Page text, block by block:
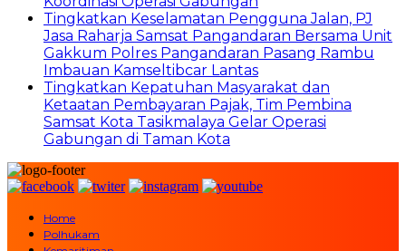
Tingkatkan Keselamatan Pengguna Jalan, PJ
Jasa Raharja Samsat Pangandaran Bersama Unit
Gakkum Polres Pangandaran Pasang Rambu
Imbauan Kamseltibcar Lantas
Tingkatkan Kepatuhan Masyarakat dan
Ketaatan Pembayaran Pajak, Tim Pembina
Samsat Kota Tasikmalaya Gelar Operasi
Gabungan di Taman Kota
Home
Polhukam